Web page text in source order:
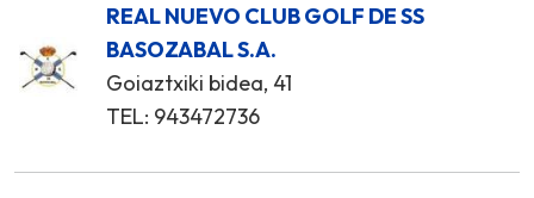
REAL NUEVO CLUB GOLF DE SS
BASOZABAL S.A.
Goiaztxiki bidea, 41
TEL: 943472736